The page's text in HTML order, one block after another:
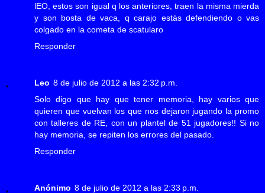
lEO, estos son igual q los anteriores, traen la misma mierda
y son bosta de vaca, q carajo estás defendiendo o vas
colgado en la cometa de scatularo
Responder
Leo 8 de julio de 2012 a las 2:32 p.m.
Solo digo que hay que tener memoria, hay varios que
quieren que vuelvan los que nos dejaron jugando la promo
con talleres de RE, con un plantel de 51 jugadores!! Si no
hay memoria, se repiten los errores del pasado.
Responder
Anónimo 8 de julio de 2012 a las 2:33 p.m.